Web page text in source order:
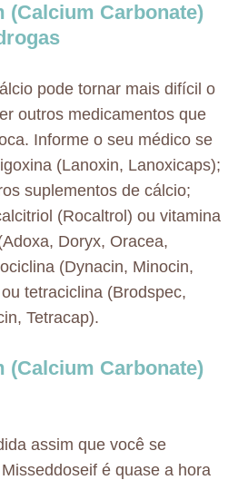
(Calcium Carbonate)
pode tornar mais difícil o
outros medicamentos que
Informe o seu médico se
(Lanoxin, Lanoxicaps);
suplementos de cálcio;
(Rocaltrol) ou vitamina
Doryx, Oracea,
(Dynacin, Minocin,
tetraciclina (Brodspec,
Tetracap).
(Calcium Carbonate)
assim que você se
é quase a hora